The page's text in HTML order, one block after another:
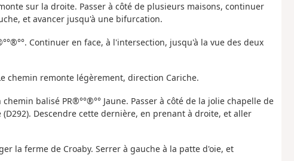
sur la droite. Passer à côté de plusieurs maisons, continuer
et avancer jusqu'à une bifurcation.
Continuer en face, à l'intersection, jusqu'à la vue des deux
chemin remonte légèrement, direction Cariche.
balisé PR®°°®°° Jaune. Passer à côté de la jolie chapelle de
Descendre cette dernière, en prenant à droite, et aller
la ferme de Croaby. Serrer à gauche à la patte d'oie, et